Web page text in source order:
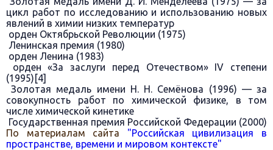
цикл работ по исследованию и использованию новых
явлений в химии низких температур
орден Октябрьской Революции (1975)
Ленинская премия (1980)
орден Ленина (1983)
орден «За заслуги перед Отечеством» IV степени
(1995)[4]
Золотая медаль имени Н. Н. Семёнова (1996) — за
совокупность работ по химической физике, в том
числе химической кинетике
Государственная премия Российской Федерации (2000)
По материалам сайта "Российская цивилизация в
пространстве, времени и мировом контексте"